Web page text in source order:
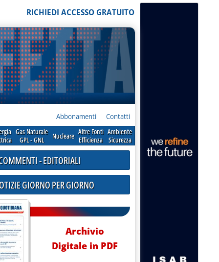
RICHIEDI ACCESSO GRATUITO
Abbonamenti Contatti
Gas Naturale
GPL - GNL
Nucleare Altre Fonti
Efficienza
Ambiente
Sicurezza
- EDITORIALI
GIORNO PER GIORNO
Archivio
Digitale in PDF